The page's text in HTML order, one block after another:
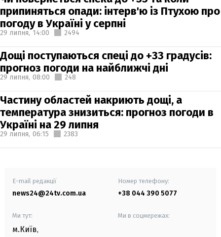
припиняться опади: інтерв'ю із Птухою про
погоду в Україні у серпні
29 липня, 14:00 2494
Дощі поступаються спеці до +33 градусів:
прогноз погоди на найближчі дні
29 липня, 08:00 248
Частину областей накриють дощі, а
температура знизиться: прогноз погоди в
Україні на 29 липня
29 липня, 06:15 2383
E-mail редакції
news24@24tv.com.ua
Номер телефону:
+38 044 390 5077
Ми тут:
м.Київ,
Ми в соцмережах: